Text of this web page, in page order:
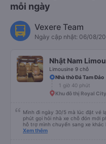
mỗi ngày
Vexere Team
Ngày cập nhật: 06/08/
Nhật Nam
Limousine 9 chỗ
Nhà thờ Đá Tam Đảo
1 giờ 40 phút
Khu đô thị Royal City
Mình đi ngày 30/5 mà lúc đặt vé
phút gọi hỏi nhà xe chỗ đón mới
hỗ trợ mình chuyển sang xe
vụ. Anh tài xế rất tốt bụng, đã
Xem thêm